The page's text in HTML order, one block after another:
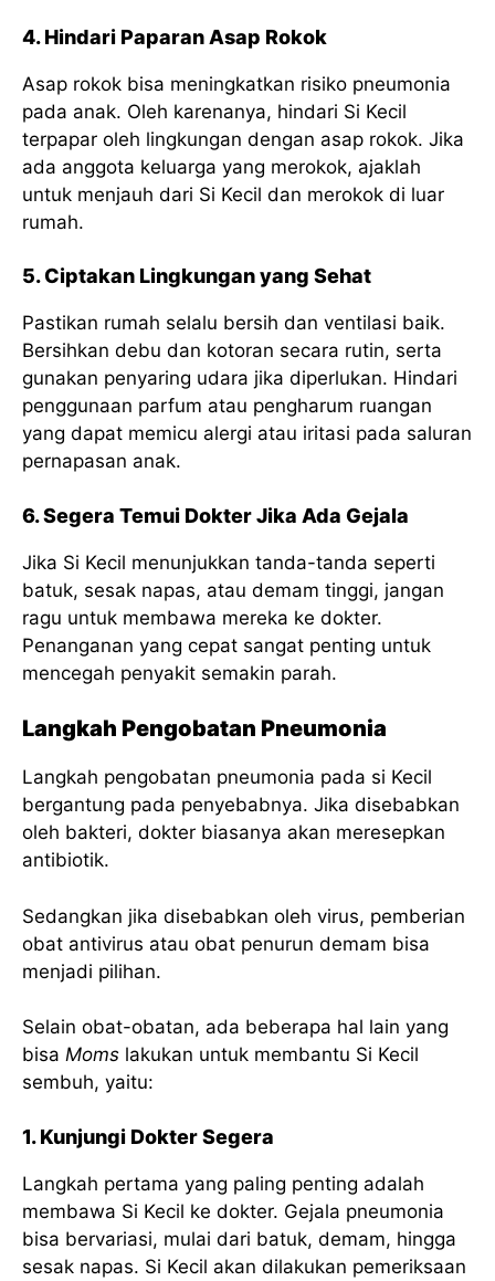
4. Hindari Paparan Asap Rokok
Asap rokok bisa meningkatkan risiko pneumonia
pada anak. Oleh karenanya, hindari Si Kecil
terpapar oleh lingkungan dengan asap rokok. Jika
ada anggota keluarga yang merokok, ajaklah
untuk menjauh dari Si Kecil dan merokok di luar
rumah.
5. Ciptakan Lingkungan yang Sehat
Pastikan rumah selalu bersih dan ventilasi baik.
Bersihkan debu dan kotoran secara rutin, serta
gunakan penyaring udara jika diperlukan. Hindari
penggunaan parfum atau pengharum ruangan
yang dapat memicu alergi atau iritasi pada saluran
pernapasan anak.
6. Segera Temui Dokter Jika Ada Gejala
Jika Si Kecil menunjukkan tanda-tanda seperti
batuk, sesak napas, atau demam tinggi, jangan
ragu untuk membawa mereka ke dokter.
Penanganan yang cepat sangat penting untuk
mencegah penyakit semakin parah.
Langkah Pengobatan Pneumonia
Langkah pengobatan pneumonia pada si Kecil
bergantung pada penyebabnya. Jika disebabkan
oleh bakteri, dokter biasanya akan meresepkan
antibiotik.
Sedangkan jika disebabkan oleh virus, pemberian
obat antivirus atau obat penurun demam bisa
menjadi pilihan.
Selain obat-obatan, ada beberapa hal lain yang
bisa Moms lakukan untuk membantu Si Kecil
sembuh, yaitu:
1. Kunjungi Dokter Segera
Langkah pertama yang paling penting adalah
membawa Si Kecil ke dokter. Gejala pneumonia
bisa bervariasi, mulai dari batuk, demam, hingga
sesak napas. Si Kecil akan dilakukan pemeriksaan